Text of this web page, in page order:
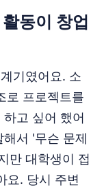
동이 창업
기였어요. 소
로 프로젝트를
고 싶어 했어
서 '무슨 문제
만 대학생이 접
요. 당시 주변